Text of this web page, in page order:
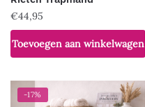
€44,95
Toevoegen aan winkelwagen
-17%